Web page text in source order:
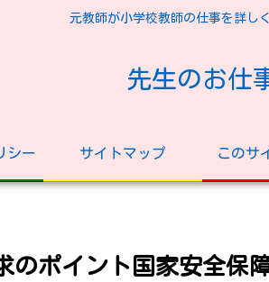
元教師が小学校教師の仕事を詳し
先生のお仕
シー サイトマップ このサ
のポイント国家安全保